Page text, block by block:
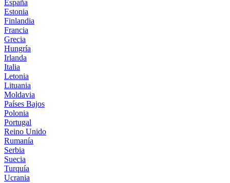
España
Estonia
Finlandia
Francia
Grecia
Hungría
Irlanda
Italia
Letonia
Lituania
Moldavia
Países Bajos
Polonia
Portugal
Reino Unido
Rumanía
Serbia
Suecia
Turquía
Ucrania